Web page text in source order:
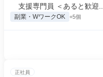
支援専門員 ＜あると歓迎...
副業・WワークOK +5個
正社員